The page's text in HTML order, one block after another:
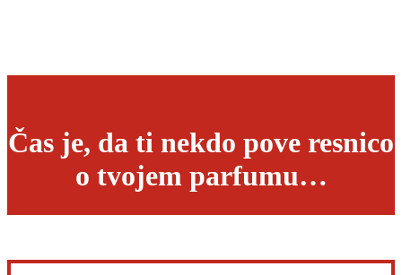
Čas je, da ti nekdo pove resnico
o tvojem parfumu…